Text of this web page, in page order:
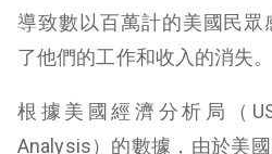
導致數以百萬計的美國民
了他們的工作和收入的消失。
根據美國經濟分析局（
Analysis）的數據，由於美